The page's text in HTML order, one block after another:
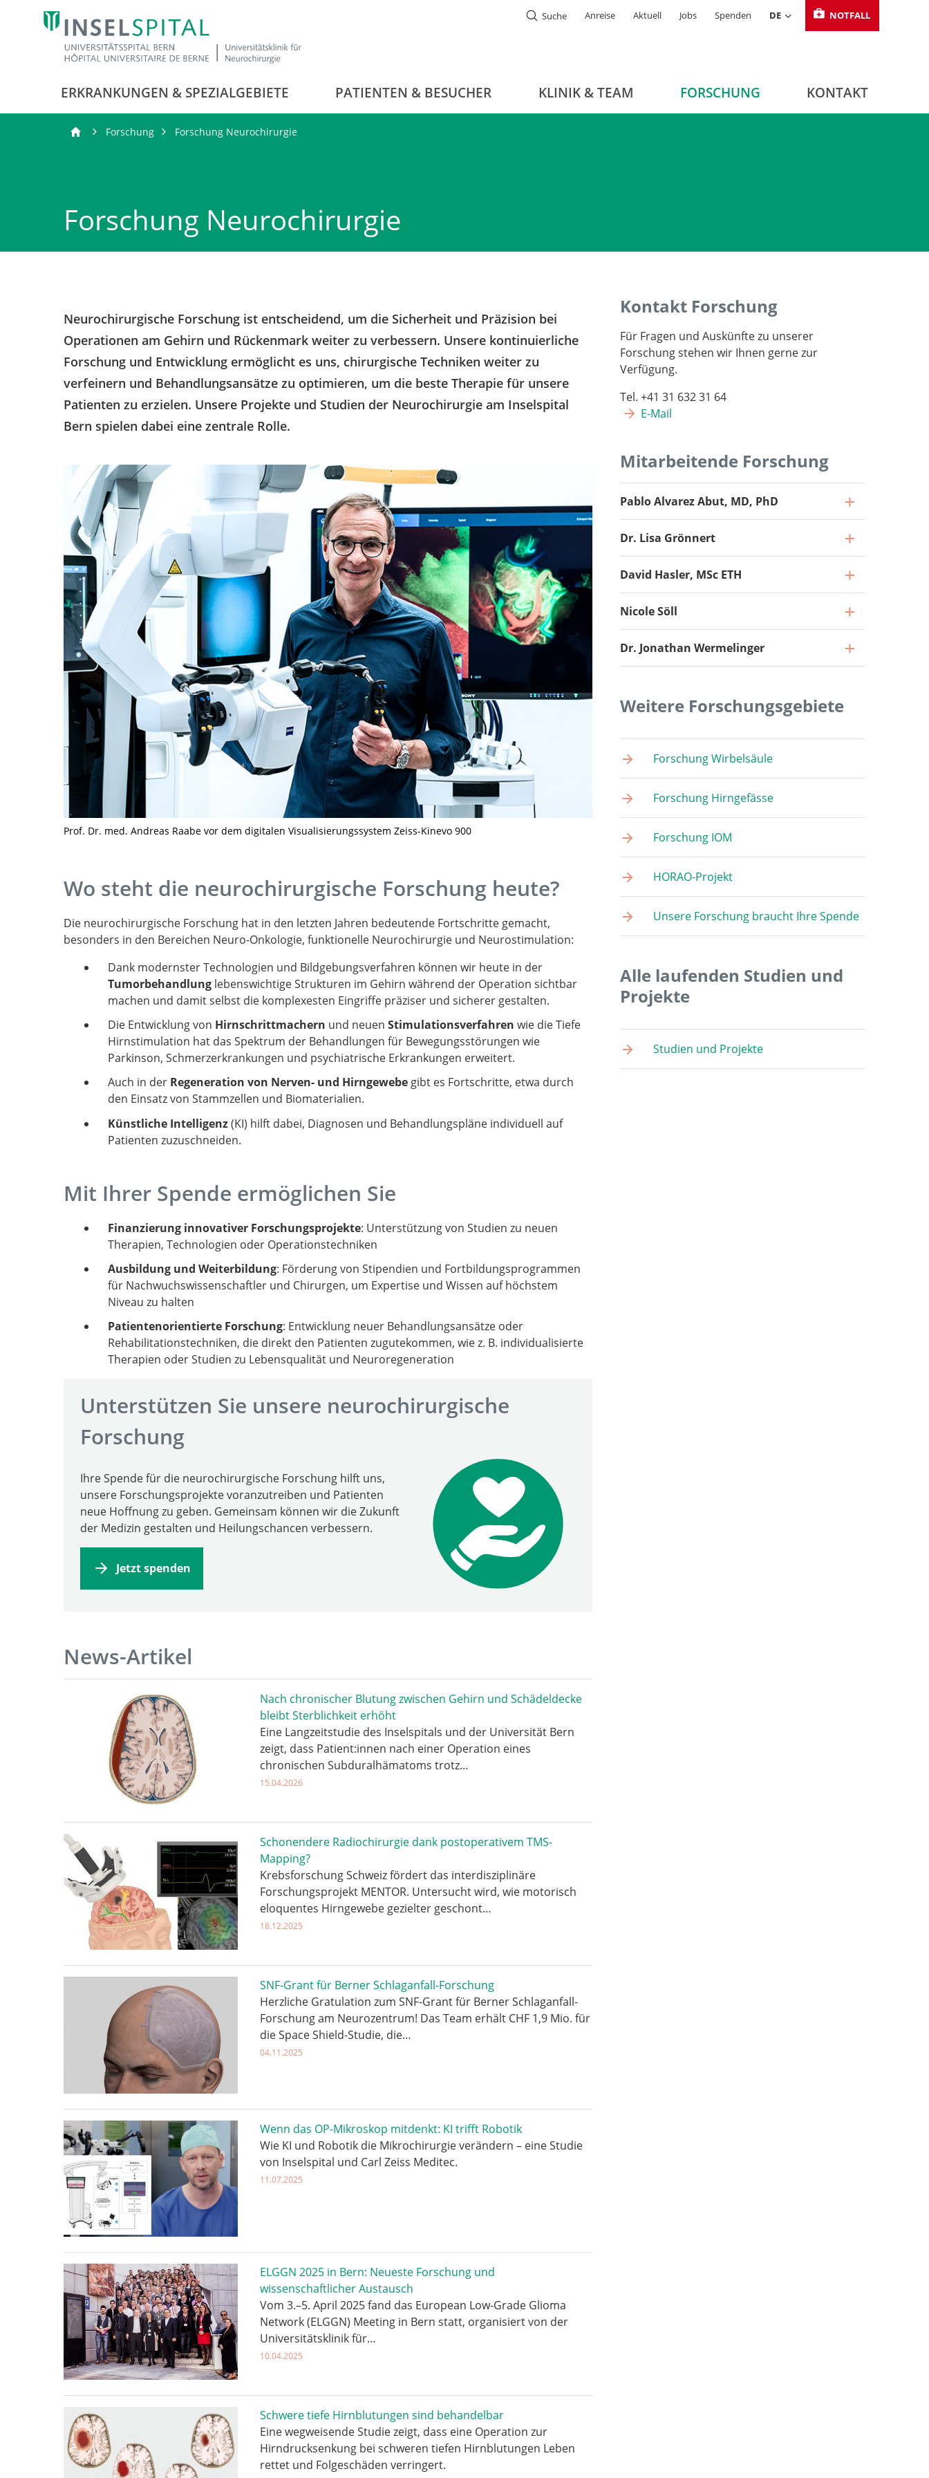
Suche NOTFALL
Anreise Aktuell Jobs Spenden DE
ERKRANKUNGEN & SPEZIALGEBIETE PATIENTEN & BESUCHER KLINIK & TEAM FORSCHUNG KONTAKT
Forschung Forschung Neurochirurgie
Forschung Neurochirurgie
Neurochirurgische Forschung ist entscheidend, um die Sicherheit und Präzision bei
Operationen am Gehirn und Rückenmark weiter zu verbessern. Unsere kontinuierliche
Forschung und Entwicklung ermöglicht es uns, chirurgische Techniken weiter zu
verfeinern und Behandlungsansätze zu optimieren, um die beste Therapie für unsere
Patienten zu erzielen. Unsere Projekte und Studien der Neurochirurgie am Inselspital
Bern spielen dabei eine zentrale Rolle.
Prof. Dr. med. Andreas Raabe vor dem digitalen Visualisierungssystem Zeiss-Kinevo 900
Wo steht die neurochirurgische Forschung heute?
Die neurochirurgische Forschung hat in den letzten Jahren bedeutende Fortschritte gemacht,
besonders in den Bereichen Neuro-Onkologie, funktionelle Neurochirurgie und Neurostimulation:
Dank modernster Technologien und Bildgebungsverfahren können wir heute in der
Tumorbehandlung lebenswichtige Strukturen im Gehirn während der Operation sichtbar
machen und damit selbst die komplexesten Eingriffe präziser und sicherer gestalten.
Die Entwicklung von Hirnschrittmachern und neuen Stimulationsverfahren wie die Tiefe
Hirnstimulation hat das Spektrum der Behandlungen für Bewegungsstörungen wie
Parkinson, Schmerzerkrankungen und psychiatrische Erkrankungen erweitert.
Auch in der Regeneration von Nerven- und Hirngewebe gibt es Fortschritte, etwa durch
den Einsatz von Stammzellen und Biomaterialien.
Künstliche Intelligenz(KI) hilft dabei, Diagnosen und Behandlungspläne individuell auf
Patienten zuzuschneiden.
Mit Ihrer Spende ermöglichen Sie
Finanzierung innovativer Forschungsprojekte: Unterstützung von Studien zu neuen
Therapien, Technologien oder Operationstechniken
Ausbildung und Weiterbildung: Förderung von Stipendien und Fortbildungsprogrammen
für Nachwuchswissenschaftler und Chirurgen, um Expertise und Wissen auf höchstem
Niveau zu halten
Patientenorientierte Forschung: Entwicklung neuer Behandlungsansätze oder
Rehabilitationstechniken, die direkt den Patienten zugutekommen, wie z. B. individualisierte
Therapien oder Studien zu Lebensqualität und Neuroregeneration
Unterstützen Sie unsere neurochirurgische
Forschung
Ihre Spende für die neurochirurgische Forschung hilft uns,
unsere Forschungsprojekte voranzutreiben und Patienten
neue Hoffnung zu geben. Gemeinsam können wir die Zukunft
der Medizin gestalten und Heilungschancen verbessern.
Jetzt spenden
News-Artikel
Nach chronischer Blutung zwischen Gehirn und Schädeldecke
bleibt Sterblichkeit erhöht
Eine Langzeitstudie des Inselspitals und der Universität Bern
zeigt, dass Patient:innen nach einer Operation eines
chronischen Subduralhämatoms trotz…
15.04.2026
Schonendere Radiochirurgie dank postoperativem TMS-
Mapping?
Krebsforschung Schweiz fördert das interdisziplinäre
Forschungsprojekt MENTOR. Untersucht wird, wie motorisch
eloquentes Hirngewebe gezielter geschont…
18.12.2025
SNF-Grant für Berner Schlaganfall-Forschung
Herzliche Gratulation zum SNF-Grant für Berner Schlaganfall-
Forschung am Neurozentrum! Das Team erhält CHF 1,9 Mio. für
die Space Shield-Studie, die…
04.11.2025
Wenn das OP-Mikroskop mitdenkt: KI trifft Robotik
Wie KI und Robotik die Mikrochirurgie verändern – eine Studie
von Inselspital und Carl Zeiss Meditec.
11.07.2025
ELGGN 2025 in Bern: Neueste Forschung und
wissenschaftlicher Austausch
Vom 3.–5. April 2025 fand das European Low-Grade Glioma
Network (ELGGN) Meeting in Bern statt, organisiert von der
Universitätsklinik für…
10.04.2025
Schwere tiefe Hirnblutungen sind behandelbar
Eine wegweisende Studie zeigt, dass eine Operation zur
Hirndrucksenkung bei schweren tiefen Hirnblutungen Leben
rettet und Folgeschäden verringert.
Kontakt Forschung
Für Fragen und Auskünfte zu unserer
Forschung stehen wir Ihnen gerne zur
Verfügung.
Tel. +41 31 632 31 64
E-Mail
Mitarbeitende Forschung
Pablo Alvarez Abut, MD, PhD
Wissenschaftlicher Mitarbeiter
Zum Profil
Dr. Lisa Grönnert
Wissenschaftliche Mitarbeiterin
Zum Profil
David Hasler, MSc ETH
Zum Profil
Nicole Söll
Medizinische Dokumentarin
Zum Profil
Dr. Jonathan Wermelinger
Wissenschaftlicher Mitarbeiter
Zum Profil
Weitere Forschungsgebiete
Forschung Wirbelsäule
Forschung Hirngefässe
Forschung IOM
HORAO-Projekt
Unsere Forschung braucht Ihre Spende
Alle laufenden Studien und
Projekte
Studien und Projekte